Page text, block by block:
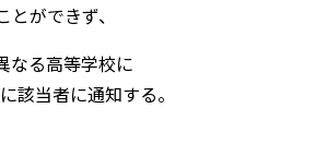
ができず、
なる高等学校に
当者に通知する。